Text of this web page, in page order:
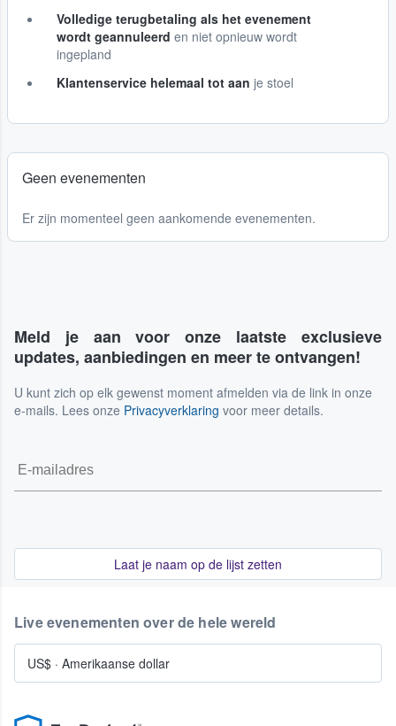
Volledige terugbetaling als het evenement
wordt geannuleerd en niet opnieuw wordt
ingepland
Klantenservice helemaal tot aan je stoel
Geen evenementen
Er zijn momenteel geen aankomende evenementen.
Meld je aan voor onze laatste exclusieve
updates, aanbiedingen en meer te ontvangen!
U kunt zich op elk gewenst moment afmelden via de link in onze
e-mails. Lees onze Privacyverklaring voor meer details.
Laat je naam op de lijst zetten
Live evenementen over de hele wereld
US$ · Amerikaanse dollar